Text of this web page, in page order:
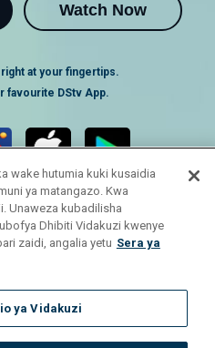
Watch Now
at your fingertips.
favourite DStv App.
Policy
Copyright
Cookies
wake hutumia kuki kusaidia
ya matangazo. Kwa
Unaweza kubadilisha
Dhibiti Vidakuzi kwenye
zaidi, angalia yetu Sera ya
ya Vidakuzi